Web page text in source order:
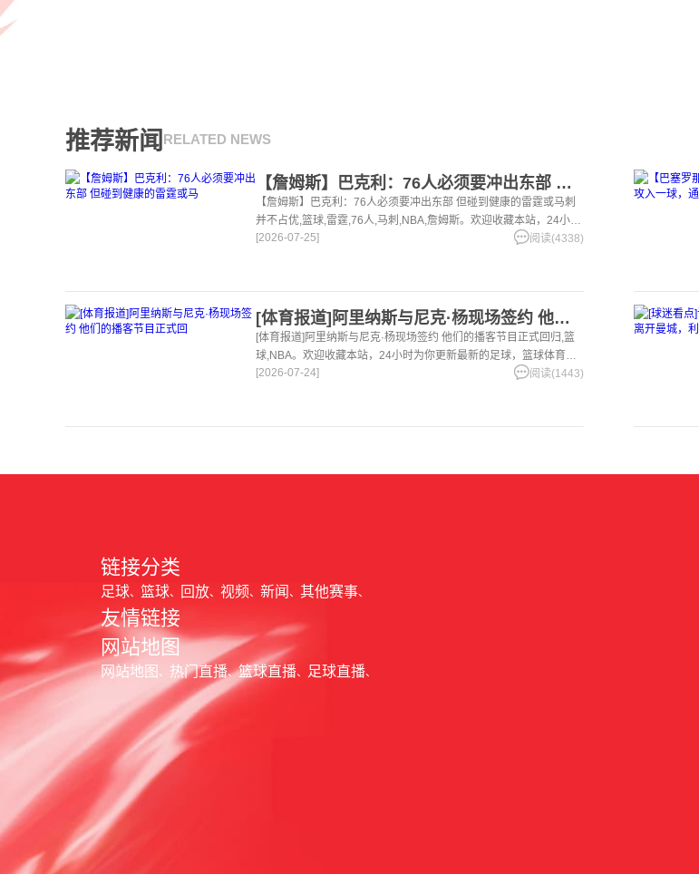
推荐新闻 RELATED NEWS
【詹姆斯】巴克利：76人必须要冲出东部 但碰到健康的雷霆或马
【詹姆斯】巴克利：76人必须要冲出东部 但碰到健康的雷霆或马刺
并不占优,篮球,雷霆,76人,马刺,NBA,詹姆斯。欢迎收藏本站，24小时
为你更新最新的足球，篮球体育资讯。
[2026-07-25] 阅读(4338)
[体育报道]阿里纳斯与尼克·杨现场签约 他们的播客节目正式回
[体育报道]阿里纳斯与尼克·杨现场签约 他们的播客节目正式回归,篮
球,NBA。欢迎收藏本站，24小时为你更新最新的足球，篮球体育资
讯。
[2026-07-24] 阅读(1443)
链接分类
足球 篮球 回放 视频 新闻 其他赛事
友情链接
网站地图
网站地图 热门直播 篮球直播 足球直播